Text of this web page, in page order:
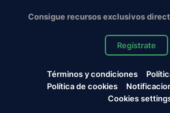
Consigue recursos exclusivos
Regístrate
Términos y condiciones
Política de cookies
Cookies